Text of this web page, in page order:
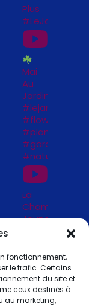
fonctionnement,
le trafic. Certains
du site et
ceux destinés à
au marketing,
Plus
Mai
Au
Jardin
#flowers
#garden
#naturelovers
La
Chambre
Jaune
de
Séricourt
_ 62